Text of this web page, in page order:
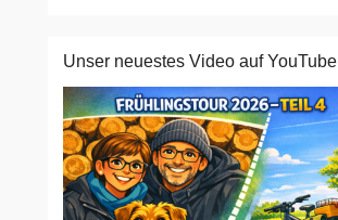
Unser neuestes Video auf YouTube